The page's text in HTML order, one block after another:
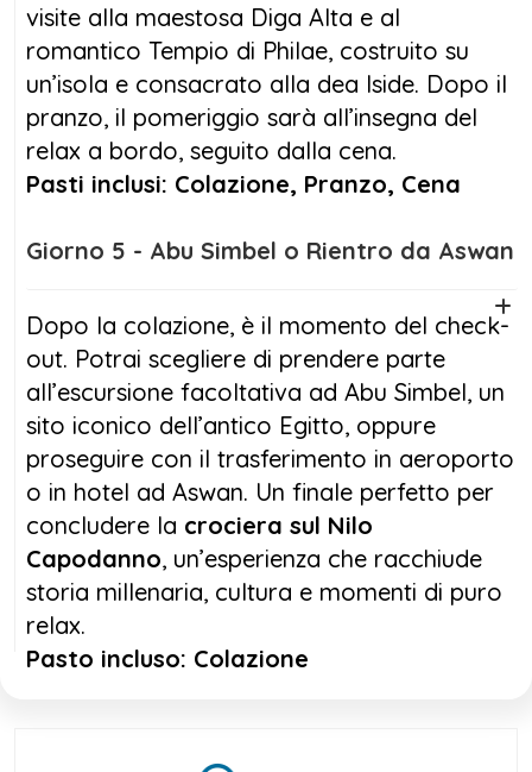
visite alla maestosa Diga Alta e al
romantico Tempio di Philae, costruito su
un’isola e consacrato alla dea Iside. Dopo il
pranzo, il pomeriggio sarà all’insegna del
relax a bordo, seguito dalla cena.
Pasti inclusi: Colazione, Pranzo, Cena
Giorno 5 - Abu Simbel o Rientro da Aswan
Dopo la colazione, è il momento del check-
out. Potrai scegliere di prendere parte
all’escursione facoltativa ad Abu Simbel, un
sito iconico dell’antico Egitto, oppure
proseguire con il trasferimento in aeroporto
o in hotel ad Aswan. Un finale perfetto per
concludere la crociera sul Nilo
Capodanno, un’esperienza che racchiude
storia millenaria, cultura e momenti di puro
relax.
Pasto incluso: Colazione